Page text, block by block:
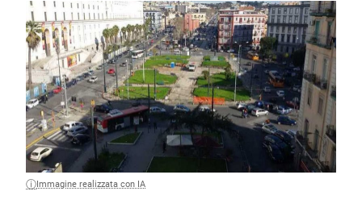
Immagine realizzata con IA